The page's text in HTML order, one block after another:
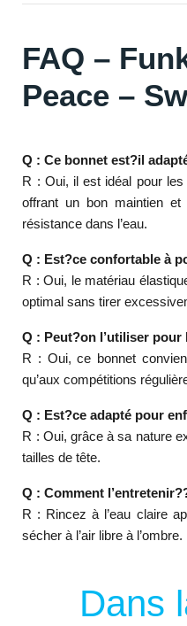
FAQ –
Peace –
Q : Ce bonnet est?il
R : Oui, il est idéal pour
offrant un bon maintien
résistance dans l’eau.
Q : Est?ce confortable à
R : Oui, le matériau
optimal sans tirer
Q : Peut?on l’utiliser
R : Oui, ce bonnet
qu’aux compétitions
Q : Est?ce adapté pour
R : Oui, grâce à sa nature
tailles de tête.
Q : Comment
R : Rincez à l’eau claire
sécher à l’air libre à l’ombre.
Dans